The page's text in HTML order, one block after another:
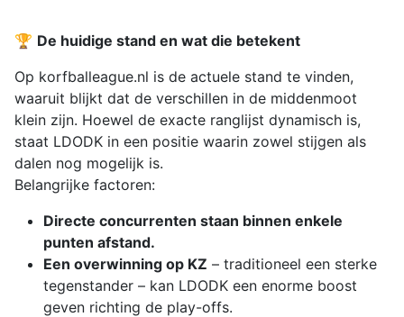
🏆 De huidige stand en wat die betekent
Op korfballeague.nl is de actuele stand te vinden,
waaruit blijkt dat de verschillen in de middenmoot
klein zijn. Hoewel de exacte ranglijst dynamisch is,
staat LDODK in een positie waarin zowel stijgen als
dalen nog mogelijk is.
Belangrijke factoren:
Directe concurrenten staan binnen enkele
punten afstand.
Een overwinning op KZ – traditioneel een sterke
tegenstander – kan LDODK een enorme boost
geven richting de play-offs.